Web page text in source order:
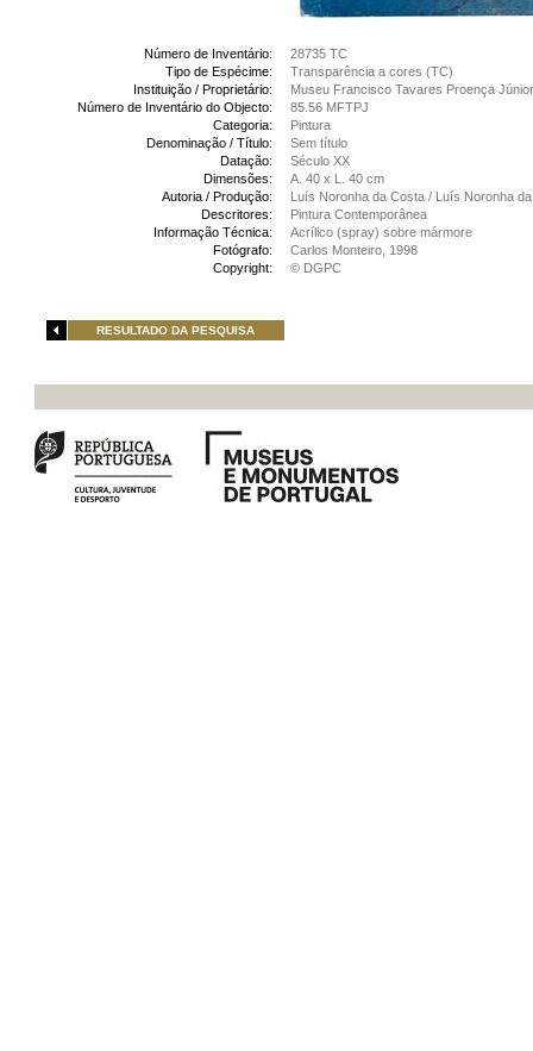
Número de Inventário:
28735 TC
Tipo de Espécime:
Transparência a cores (TC)
Instituição / Proprietário:
Museu Francisco Tavares Proença Júnior
Número de Inventário do Objecto:
85.56 MFTPJ
Categoria:
Pintura
Denominação / Título:
Sem título
Datação:
Século XX
Dimensões:
A. 40 x L. 40 cm
Autoria / Produção:
Luís Noronha da Costa / Luís Noronha
Descritores:
Pintura Contemporânea
Informação Técnica:
Acrílico (spray) sobre mármore
Fotógrafo:
Carlos Monteiro, 1998
Copyright:
© DGPC
RESULTADO DA PESQUISA